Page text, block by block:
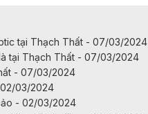
tại Thạch Thất - 07/03/2024
tại Thạch Thất - 07/03/2024
- 07/03/2024
02/03/2024
- 02/03/2024